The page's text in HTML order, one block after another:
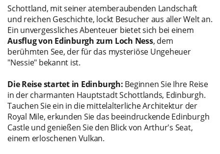
Schottland, mit seiner atemberaubenden Landschaft
und reichen Geschichte, lockt Besucher aus aller Welt an.
Ein unvergessliches Abenteuer bietet sich bei einem
Ausflug von Edinburgh zum Loch Ness, dem
berühmten See, der für das mysteriöse Ungeheuer
"Nessie" bekannt ist.
Die Reise startet in Edinburgh: Beginnen Sie Ihre Reise
in der charmanten Hauptstadt Schottlands, Edinburgh.
Tauchen Sie ein in die mittelalterliche Architektur der
Royal Mile, erkunden Sie das beeindruckende Edinburgh
Castle und genießen Sie den Blick von Arthur's Seat,
einem erloschenen Vulkan.